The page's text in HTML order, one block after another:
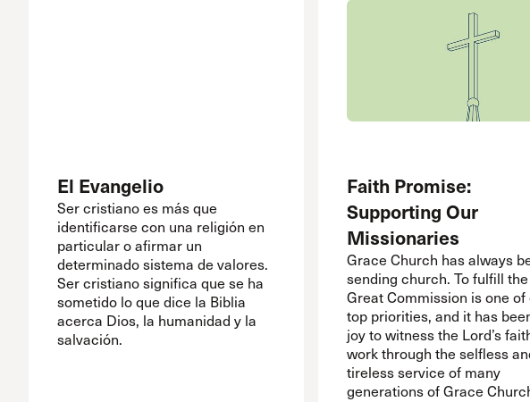
El Evangelio
Ser cristiano es más que
identificarse con una religión en
particular o afirmar un
determinado sistema de valores.
Ser cristiano significa que se ha
sometido lo que dice la Biblia
acerca Dios, la humanidad y la
salvación.
Faith Promise:
Supporting Our
Missionaries
Grace Church has always
sending church. To fulfill the
Great Commission is one of
top priorities, and it has
joy to witness the Lord’s
work through the selfless
tireless service of many
generations of Grace